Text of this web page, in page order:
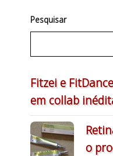
Pesquisar
Fitzei e
em collab
o